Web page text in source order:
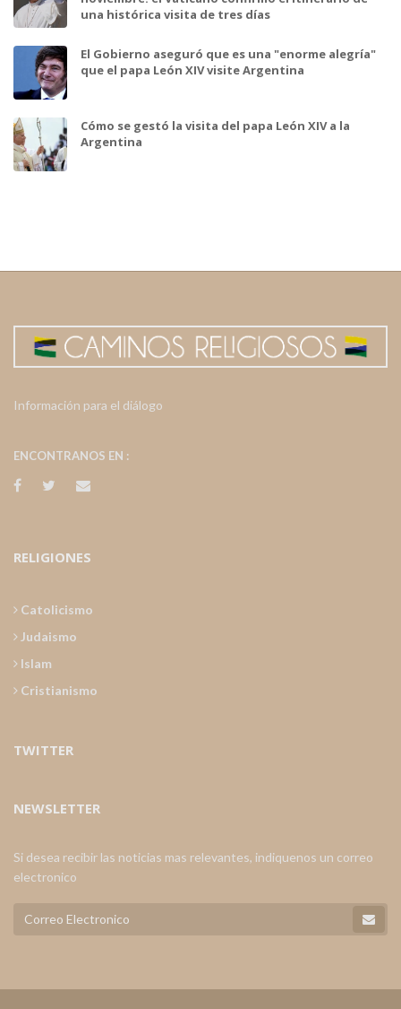
una histórica visita de tres días
El Gobierno aseguró que es una "enorme alegría"
que el papa León XIV visite Argentina
Cómo se gestó la visita del papa León XIV a la
Argentina
Información para el diálogo
ENCONTRANOS EN :
RELIGIONES
Catolicismo
Judaismo
Islam
Cristianismo
TWITTER
NEWSLETTER
Si desea recibir las noticias mas relevantes, indiquenos un correo
electronico